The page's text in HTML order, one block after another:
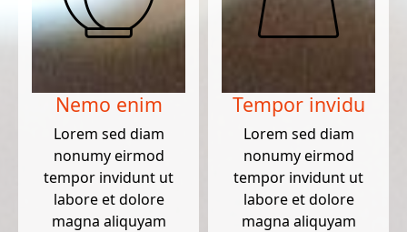
Nemo enim
Lorem sed diam
nonumy eirmod
tempor invidunt ut
labore et dolore
magna aliquyam
Tempor invidu
Lorem sed diam
nonumy eirmod
tempor invidunt ut
labore et dolore
magna aliquyam